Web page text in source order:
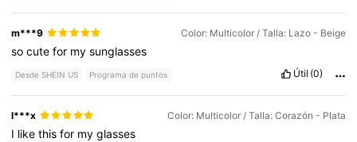
m***9 Color: Multicolor / Talla: Lazo - Beige
socutefor mysunglasses
Desde SHEIN US Programa de puntos Útil (0)
l***x Color: Multicolor / Talla: Corazón - Plata
I likethisfor myglasses